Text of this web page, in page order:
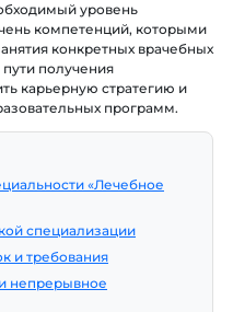
уровень
компетенций, которыми
конкретных врачебных
получения
карьерную стратегию и
программ.
«Лечебное
специализации
и требования
непрерывное